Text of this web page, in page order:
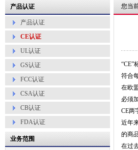
产品认证
产品认证
CE认证
UL认证
GS认证
FCC认证
CSA认证
CB认证
FDA认证
业务范围
您当
“CE”
符合
在欧
必须
CE两
近年
的商
在过